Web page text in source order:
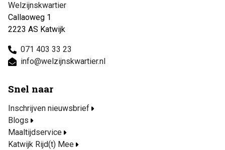
Welzijnskwartier
Callaoweg 1
2223 AS Katwijk
071 403 33 23
info@welzijnskwartier.nl
Snel naar
Inschrijven nieuwsbrief
Blogs
Maaltijdservice
Katwijk Rijd(t) Mee